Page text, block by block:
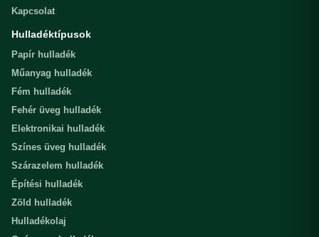
Kapcsolat
Hulladéktípusok
Papír hulladék
Műanyag hulladék
Fém hulladék
Fehér üveg hulladék
Elektronikai hulladék
Színes üveg hulladék
Szárazelem hulladék
Építési hulladék
Zöld hulladék
Hulladékolaj